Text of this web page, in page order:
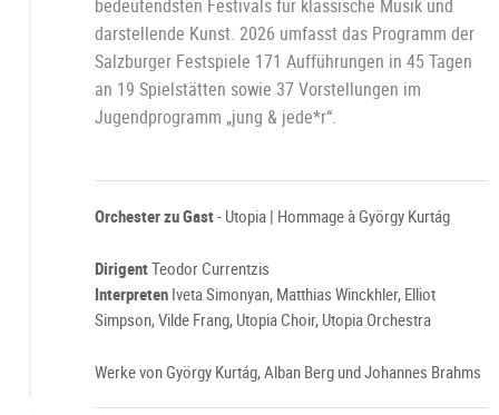
bedeutendsten Festivals für klassische Musik und
darstellende Kunst. 2026 umfasst das Programm der
Salzburger Festspiele 171 Aufführungen in 45 Tagen
an 19 Spielstätten sowie 37 Vorstellungen im
Jugendprogramm „jung & jede*r“.
Orchester zu Gast- Utopia | Hommage à György Kurtág
DirigentTeodor Currentzis
InterpretenIveta Simonyan, Matthias Winckhler, Elliot
Simpson, Vilde Frang, Utopia Choir, Utopia Orchestra
Werke von György Kurtág, Alban Berg und Johannes Brahms